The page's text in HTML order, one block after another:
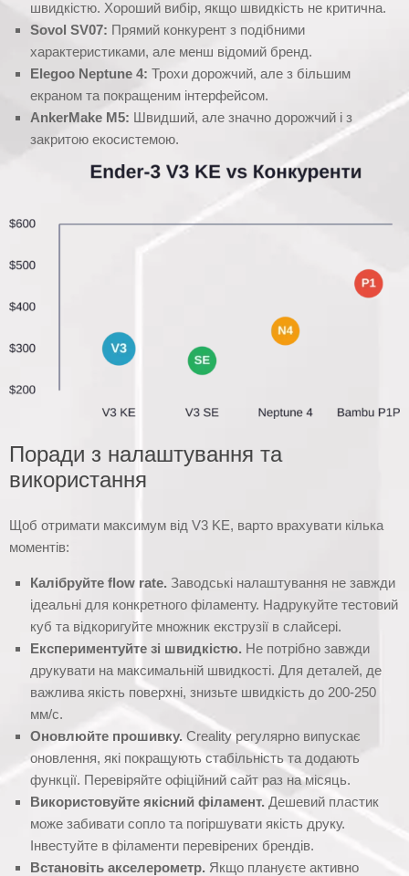
швидкістю. Хороший вибір, якщо швидкість не критична.
Sovol SV07: Прямий конкурент з подібними
характеристиками, але менш відомий бренд.
Elegoo Neptune 4: Трохи дорожчий, але з більшим
екраном та покращеним інтерфейсом.
AnkerMake M5: Швидший, але значно дорожчий і з
закритою екосистемою.
Поради з налаштування та
використання
Щоб отримати максимум від V3 KE, варто врахувати кілька
моментів:
Калібруйте flow rate. Заводські налаштування не завжди
ідеальні для конкретного філаменту. Надрукуйте тестовий
куб та відкоригуйте множник екструзії в слайсері.
Експериментуйте зі швидкістю. Не потрібно завжди
друкувати на максимальній швидкості. Для деталей, де
важлива якість поверхні, знизьте швидкість до 200-250
мм/с.
Оновлюйте прошивку. Creality регулярно випускає
оновлення, які покращують стабільність та додають
функції. Перевіряйте офіційний сайт раз на місяць.
Використовуйте якісний філамент.Дешевий пластик
може забивати сопло та погіршувати якість друку.
Інвестуйте в філаменти перевірених брендів.
Встановіть акселерометр. Якщо плануєте активно